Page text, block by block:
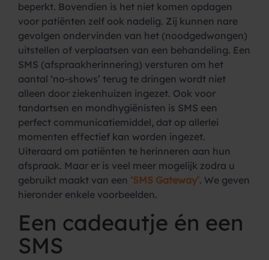
beperkt. Bovendien is het niet komen opdagen
voor patiënten zelf ook nadelig. Zij kunnen nare
gevolgen ondervinden van het (noodgedwongen)
uitstellen of verplaatsen van een behandeling. Een
SMS (afspraakherinnering) versturen om het
aantal ‘no-shows’ terug te dringen wordt niet
alleen door ziekenhuizen ingezet. Ook voor
tandartsen en mondhygiënisten is SMS een
perfect communicatiemiddel, dat op allerlei
momenten effectief kan worden ingezet.
Uiteraard om patiënten te herinneren aan hun
afspraak. Maar er is veel meer mogelijk zodra u
gebruikt maakt van een ‘SMS Gateway’. We geven
hieronder enkele voorbeelden.
Een cadeautje én een
SMS